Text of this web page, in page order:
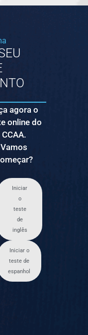
agora o
online do
CCAA.
Vamos
Iniciar
o
teste
de
inglês
Iniciar o
teste de
espanhol